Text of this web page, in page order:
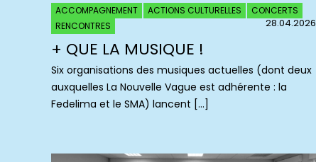
ACCOMPAGNEMENT ACTIONS CULTURELLES
CONCERTS
RENCONTRES
28.04.2026
+ QUE LA MUSIQUE !
Six organisations des musiques actuelles (dont deux
auxquelles La Nouvelle Vague est adhérente : la
Fedelima et le SMA) lancent […]